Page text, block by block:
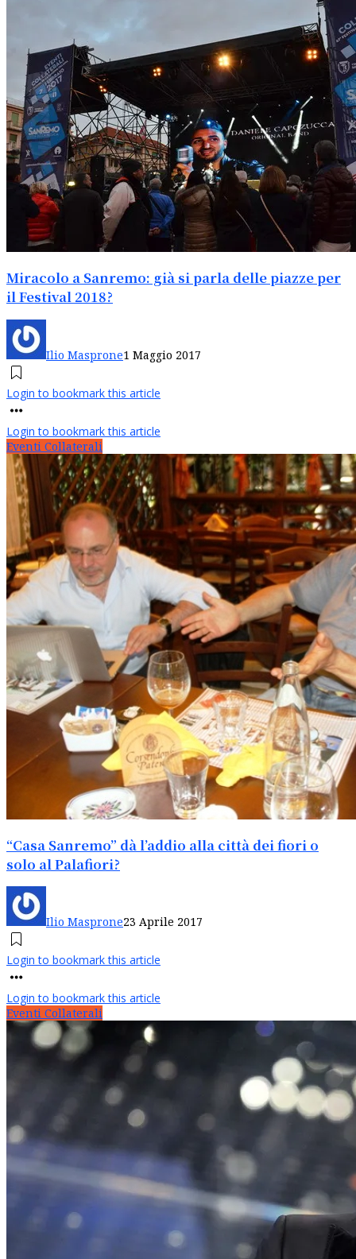
Miracolo a Sanremo: già si parla delle piazze per
il Festival 2018?
Ilio Masprone1 Maggio 2017
Login to bookmark this article
Login to bookmark this article
Eventi Collaterali
“Casa Sanremo” dà l’addio alla città dei fiori o
solo al Palafiori?
Ilio Masprone23 Aprile 2017
Login to bookmark this article
Login to bookmark this article
Eventi Collaterali